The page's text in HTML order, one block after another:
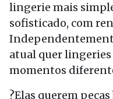
lingerie mais
sofisticado, com
atual quer lingeries
momentos
?Elas querem